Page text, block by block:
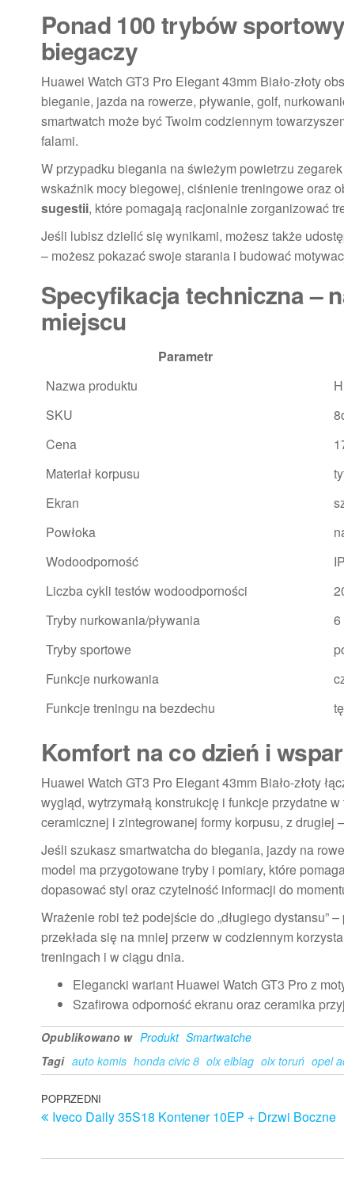
Ponad 100 trybów
biegaczy
Huawei Watch GT3 Pro Elegant 43mm Biało-złoty
bieganie, jazda na rowerze, pływanie, golf,
smartwatch może być Twoim codziennym
falami.
W przypadku biegania na świeżym powietrzu
wskaźnik mocy biegowej, ciśnienie treningowe oraz
sugestii, które pomagają racjonalnie zorganizować
Jeśli lubisz dzielić się wynikami, możesz także
– możesz pokazać swoje starania i budować
Specyfikacja techniczna –
miejscu
Parametr
Nazwa produktu
SKU
Cena
Materiał korpusu
Ekran
Powłoka
Wodoodporność
Liczba cykli testów wodoodporności
Tryby nurkowania/pływania
6
Tryby sportowe
Funkcje nurkowania
Funkcje treningu na bezdechu
Komfort na co dzień i
Huawei Watch GT3 Pro Elegant 43mm Biało-złoty
wygląd, wytrzymałą konstrukcję i funkcje przydatne
ceramicznej i zintegrowanej formy korpusu, z drugiej
Jeśli szukasz smartwatcha do biegania, jazdy na
model ma przygotowane tryby i pomiary, które
dopasować styl oraz czytelność informacji do
Wrażenie robi też podejście do „długiego dystansu”
przekłada się na mniej przerw w codziennym
treningach i w ciągu dnia.
Elegancki wariant Huawei Watch GT3 Pro z
Szafirowa odporność ekranu oraz ceramika
Opublikowano w Produkt Smartwatche
Tagi auto komis honda civic 8 olx elblag olx toruń opel
Nawigacja
wpisu
Poprzedni
wpis
POPRZEDNI
Iveco Daily 35S18 Kontener 10EP + Drzwi Boczne